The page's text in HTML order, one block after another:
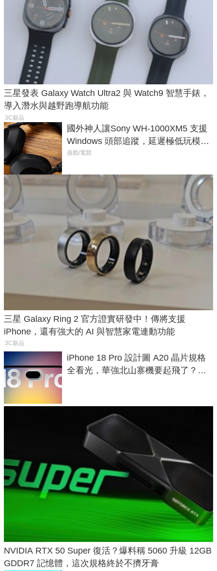
三星發表 Galaxy Watch Ultra2 與 Watch9 智慧手錶，
導入潛水與越野跑導航功能
3C新品
國外神人讓Sony WH-1000XM5 支援
Windows 頭部追蹤，延遲極低玩模擬
飛行超有感
遊戲/電競
三星 Galaxy Ring 2 官方證實研發中！傳將支援
iPhone，還有強大的 AI 與智慧家電連動功能
3C新品
iPhone 18 Pro 設計圖 A20 晶片規格
全看光，華強北山寨機要起飛了？專
NVIDIA RTX 50 Super 復活？爆料稱 5060 升級 12GB
GDDR7 記憶體，這次規格終於不擠牙膏